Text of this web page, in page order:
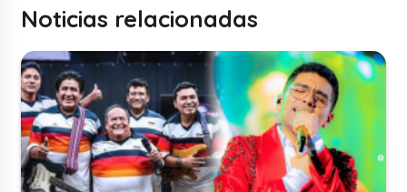
Noticias relacionadas